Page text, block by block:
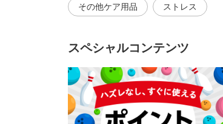
その他ケア用品 ストレス
スペシャルコンテンツ